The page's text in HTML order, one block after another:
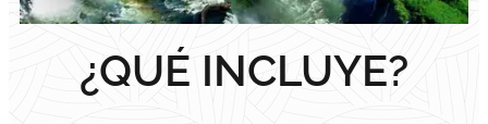
¿QUÉ INCLUYE?